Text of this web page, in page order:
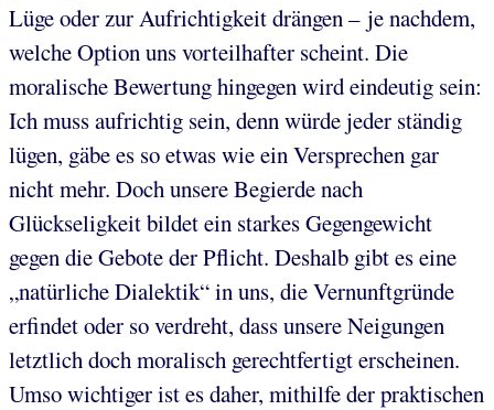
Lüge oder zur Aufrichtigkeit drängen – je nachdem,
welche Option uns vorteilhafter scheint. Die
moralische Bewertung hingegen wird eindeutig sein:
Ich muss aufrichtig sein, denn würde jeder ständig
lügen, gäbe es so etwas wie ein Versprechen gar
nicht mehr. Doch unsere Begierde nach
Glückseligkeit bildet ein starkes Gegengewicht
gegen die Gebote der Pflicht. Deshalb gibt es eine
„natürliche Dialektik“ in uns, die Vernunftgründe
erfindet oder so verdreht, dass unsere Neigungen
letztlich doch moralisch gerechtfertigt erscheinen.
Umso wichtiger ist es daher, mithilfe der praktischen